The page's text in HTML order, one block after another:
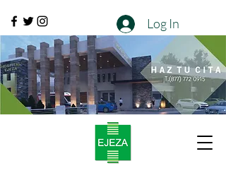
Log In